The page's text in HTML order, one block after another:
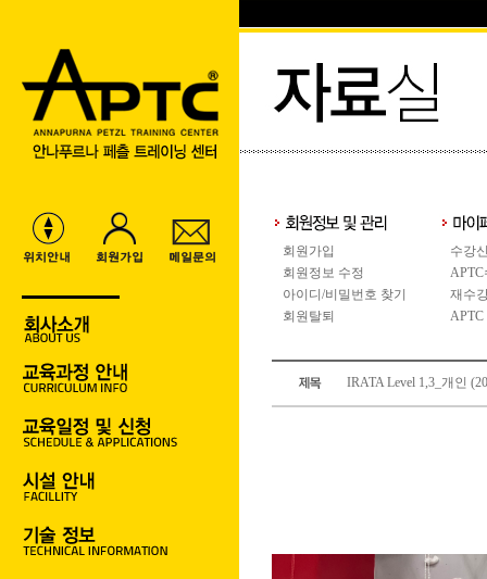
회원가입
회원정보 수정
아이디/비밀번호 찾기
회원탈퇴
수강
재수
APTC
IRATA Level 1,3_개인